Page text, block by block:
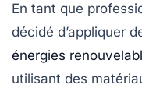
En tant que
décidé d’appliquer
énergies
utilisant des